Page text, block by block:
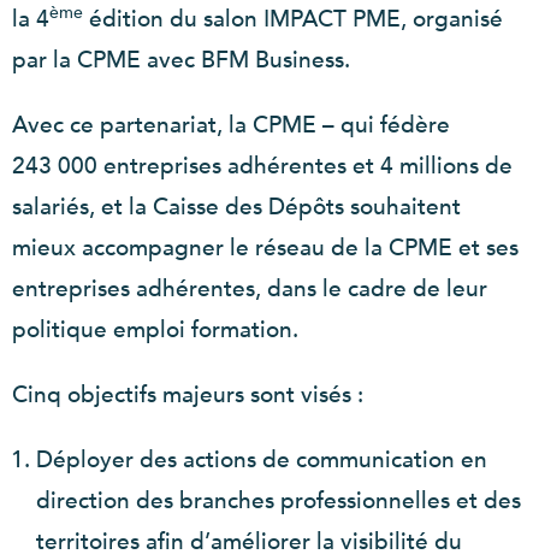
la 4ème édition du salon IMPACT PME, organisé
par la CPME avec BFM Business.
Avec ce partenariat, la CPME – qui fédère
243 000 entreprises adhérentes et 4 millions de
salariés, et la Caisse des Dépôts souhaitent
mieux accompagner le réseau de la CPME et ses
entreprises adhérentes, dans le cadre de leur
politique emploi formation.
Cinq objectifs majeurs sont visés :
Déployer des actions de communication en
direction des branches professionnelles et des
territoires afin d’améliorer la visibilité du